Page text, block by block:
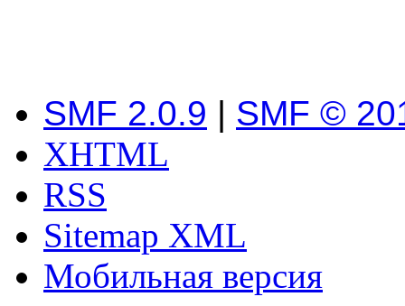
SMF 2.0.9 | SMF ©
XHTML
RSS
Sitemap XML
Мобильная версия